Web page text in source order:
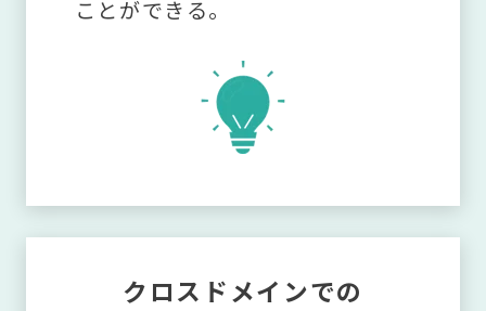
ことができる。
クロスドメインでの